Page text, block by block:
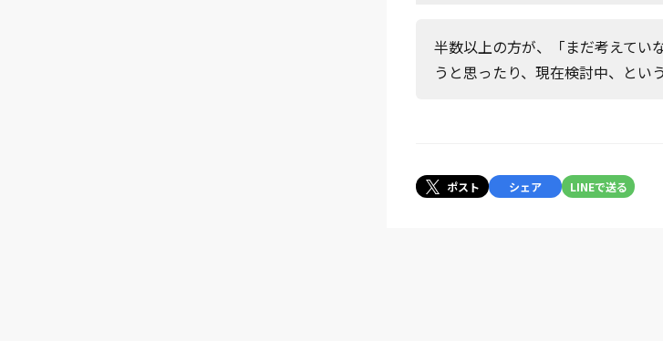
半数以上の方が、「まだ考えてい
うと思ったり、現在検討中、とい
ポスト シェア LINEで送る